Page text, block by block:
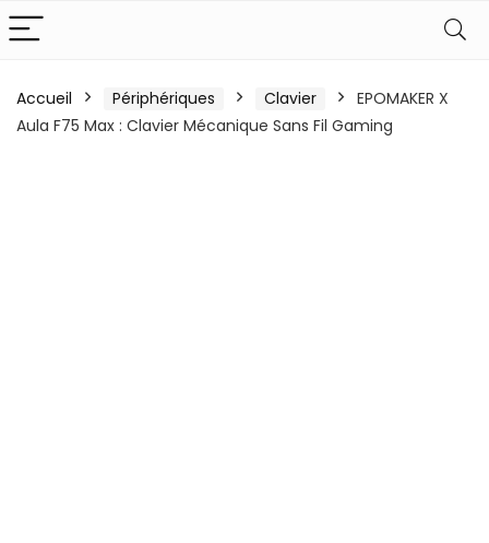
Accueil Périphériques Clavier
EPOMAKER X
Aula F75 Max : Clavier Mécanique Sans Fil Gaming